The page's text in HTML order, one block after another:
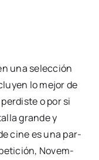
una selec­ción
lo mejor de
o por si
gran­de y
cine es una par­
Novem­